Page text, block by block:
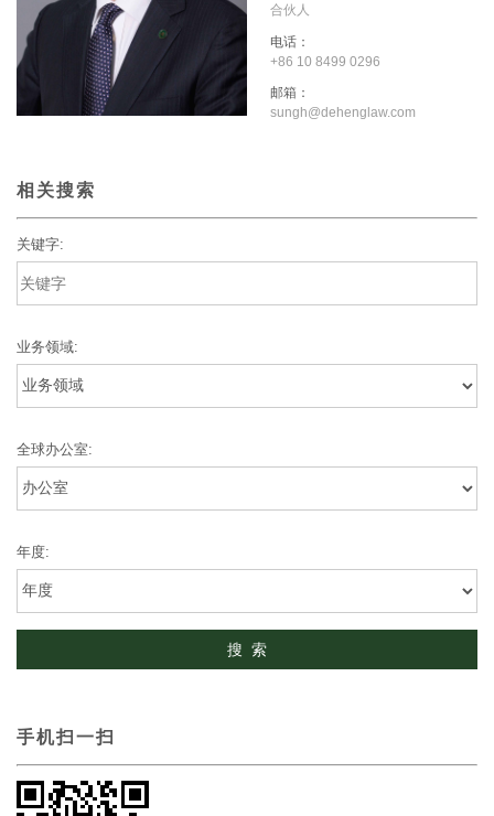
合伙人
电话：
+86 10 8499 0296
邮箱：
sungh@dehenglaw.com
相关搜索
关键字:
业务领域:
全球办公室:
年度:
手机扫一扫